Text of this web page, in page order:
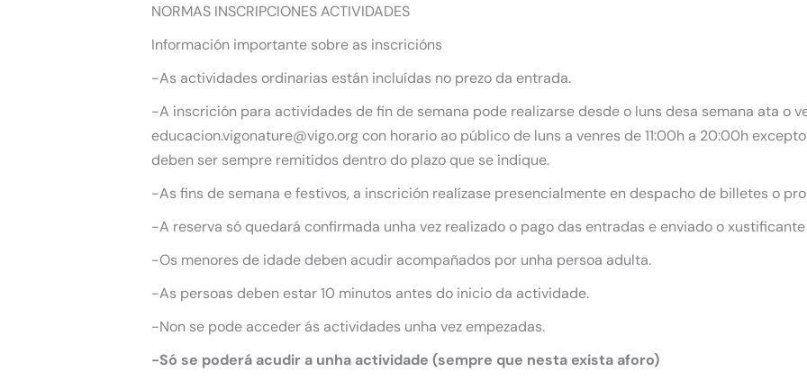
NORMAS INSCRIPCIONES ACTIVIDADES
Información importante sobre as inscricións
-As actividades ordinarias están incluídas no prezo da entrada.
-A inscrición para actividades de fin de semana pode realizarse desde o luns desa semana ata o
educacion.vigonature@vigo.org con horario ao público de luns a venres de 11:00h a 20:00h
deben ser sempre remitidos dentro do plazo que se indique.
-As fins de semana e festivos, a inscrición realízase presencialmente en despacho de billetes o
-A reserva só quedará confirmada unha vez realizado o pago das entradas e enviado o
-Os menores de idade deben acudir acompañados por unha persoa adulta.
-As persoas deben estar 10 minutos antes do inicio da actividade.
-Non se pode acceder ás actividades unha vez empezadas.
-Só se poderá acudir a unha actividade (sempre que nesta exista aforo)